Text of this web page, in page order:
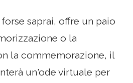
saprai, offre un paio
o la
la commemorazione, il
un'ode virtuale per